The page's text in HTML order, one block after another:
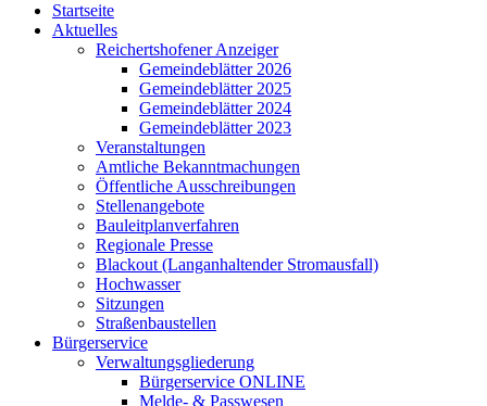
Startseite
Aktuelles
Reichertshofener Anzeiger
Gemeindeblätter 2026
Gemeindeblätter 2025
Gemeindeblätter 2024
Gemeindeblätter 2023
Veranstaltungen
Amtliche Bekanntmachungen
Öffentliche Ausschreibungen
Stellenangebote
Bauleitplanverfahren
Regionale Presse
Blackout (Langanhaltender Stromausfall)
Hochwasser
Sitzungen
Straßenbaustellen
Bürgerservice
Verwaltungsgliederung
Bürgerservice ONLINE
Melde- & Passwesen